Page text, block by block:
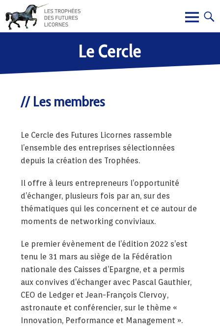
Le Cercle
Les membres
Le Cercle des Futures Licornes rassemble
l’ensemble des entreprises sélectionnées
depuis la création des Trophées.
Il offre à leurs entrepreneurs l’opportunité
d’échanger, plusieurs fois par an, sur des
thématiques qui les concernent et ce autour de
moments de networking conviviaux.
Le premier évènement de l’édition 2022 s’est
tenu le 31 mars au siège de la Fédération
nationale des Caisses d’Epargne, et a permis
aux convives d’échanger avec Pascal Gauthier,
CEO de Ledger et Jean-François Clervoy,
astronaute et conférencier, sur le thème «
Innovation, Performance et Management ».